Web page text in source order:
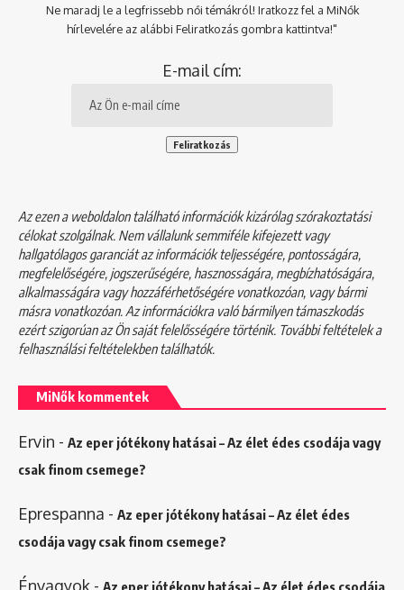
Ne maradj le a legfrissebb női témákról! Iratkozz fel a MiNők
hírlevelére az alábbi Feliratkozás gombra kattintva!"
E-mail cím:
Az ezen a weboldalon található információk kizárólag szórakoztatási
célokat szolgálnak. Nem vállalunk semmiféle kifejezett vagy
hallgatólagos garanciát az információk teljességére, pontosságára,
megfelelőségére, jogszerűségére, hasznosságára, megbízhatóságára,
alkalmasságára vagy hozzáférhetőségére vonatkozóan, vagy bármi
másra vonatkozóan. Az információkra való bármilyen támaszkodás
ezért szigorúan az Ön saját felelősségére történik. További feltételek a
felhasználási feltételekbentalálhatók.
MiNők kommentek
Ervin - Az eper jótékony hatásai – Az élet édes csodája vagy
csak finom csemege?
Eprespanna - Az eper jótékony hatásai – Az élet édes
csodája vagy csak finom csemege?
Énvagyok - Az eper jótékony hatásai – Az élet édes csodája